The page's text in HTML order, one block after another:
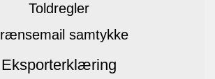
Toldregler
samtykke
Eksporterklæring